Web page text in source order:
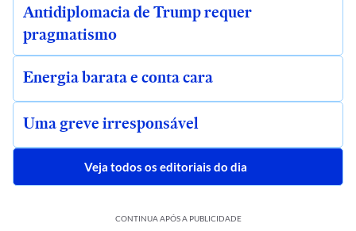
Antidiplomacia de Trump requer
pragmatismo
Energia barata e conta cara
Uma greve irresponsável
Veja todos os editoriais do dia
CONTINUA APÓS A PUBLICIDADE